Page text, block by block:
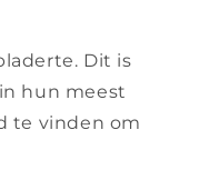
Dit is
hun meest
te vinden om